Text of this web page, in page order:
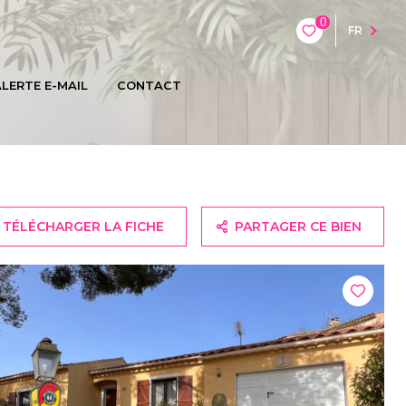
0
FR
E-MAIL CONTACT
TÉLÉCHARGER LA FICHE PARTAGER CE BIEN